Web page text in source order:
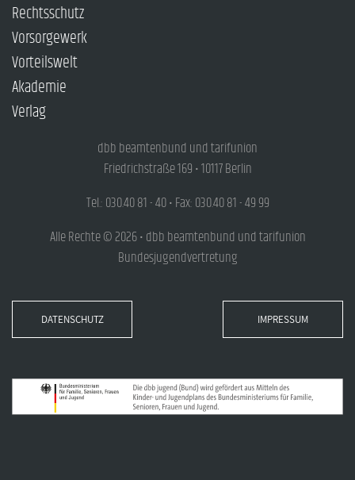
Rechtsschutz
Vorsorgewerk
Vorteilswelt
Akademie
Verlag
dbb beamtenbund und tarifunion
Friedrichstraße 169 • 10117 Berlin
Tel.: 030.40 81 - 40 • Fax: 030.40 81 - 49 99
Alle Rechte © 2026 • dbb beamtenbund und tarifunion
Bundesjugendvertretung
DATENSCHUTZ IMPRESSUM